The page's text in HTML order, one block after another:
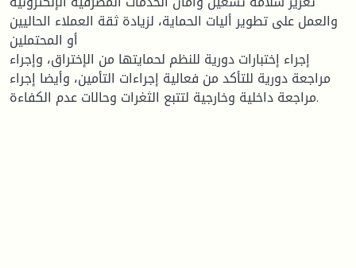
والعمل على تطوير أليات الحماية، لزيادة ثقة العملاء الحاليين
أو المحتملين
إجراء إختبارات دورية للنظم لحمايتها من الإختراق، وإجراء
مراجعة دورية للتأكد من فعالية إجراءات التأمين، وأيضا إجراء
مراجعة داخلية وخارجية لتتبع الثغرات وحالات عدم الكفاءة.